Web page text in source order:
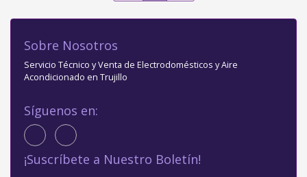
Sobre Nosotros
Servicio Técnico y Venta de Electrodomésticos y Aire
Acondicionado en Trujillo
Síguenos en:
¡Suscríbete a Nuestro Boletín!